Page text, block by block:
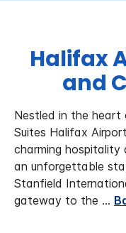
Halifax
and
Nestled in the heart
Suites Halifax
charming
an unforgettable
Stanfield
gateway to the ...